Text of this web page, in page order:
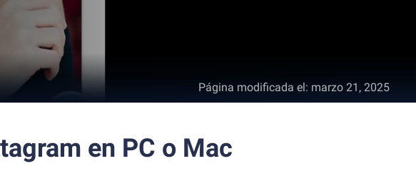
Página modificada el: marzo 21, 2025
en PC o Mac